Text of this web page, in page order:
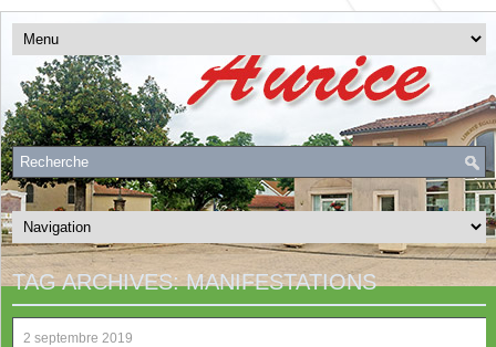
TAG ARCHIVES:MANIFESTATIONS
2 septembre 2019